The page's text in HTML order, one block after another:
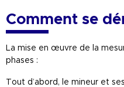
Comment se
La mise en œuvre de la
phases :
Tout d’abord, le mineur et